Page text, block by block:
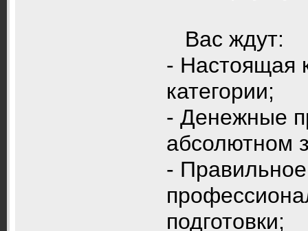
Вас ждут:
- Настоящая
категории;
- Денежные
абсолютном
-
подготовки;